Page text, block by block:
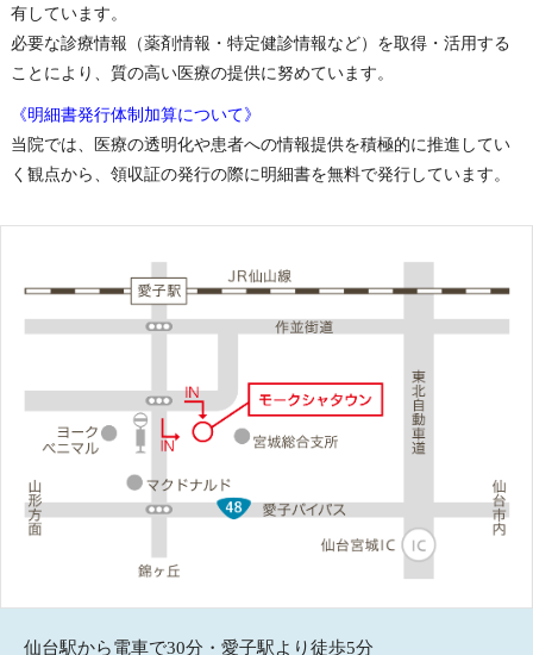
有しています。
必要な診療情報（薬剤情報・特定健診情報など）を取得・活用する
ことにより、質の高い医療の提供に努めています。
《明細書発行体制加算について》
当院では、医療の透明化や患者への情報提供を積極的に推進してい
く観点から、領収証の発行の際に明細書を無料で発行しています。
仙台駅から電車で30分・愛子駅より徒歩5分